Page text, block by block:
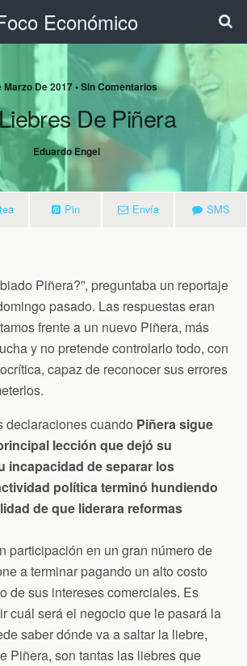
Económico
Marzo De 2017 • Sin Comentarios
De Piñera
Eduardo Engel
Pin Envía SMS
a
Piñera?”, preguntaba un reportaje
pasado. Las respuestas eran
frente a un nuevo Piñera, más
y no pretende controlarlo todo, con
capaz de reconocer sus errores
declaraciones cuando Piñera sigue
lección que dejó su
incapacidad de separar los
política terminó hundiendo
de que liderara reformas
participación en un gran número de
a terminar pagando un alto costo
de sus intereses comerciales. Es
cuál será el negocio que le pasará la
saber dónde va a saltar la liebre,
Piñera, son tantas las liebres que